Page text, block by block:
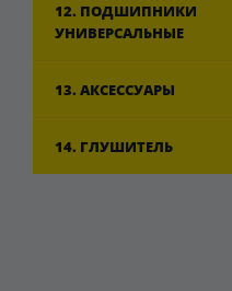
12. ПОДШИПНИКИ
УНИВЕРСАЛЬНЫЕ
13. АКСЕССУАРЫ
14. ГЛУШИТЕЛЬ